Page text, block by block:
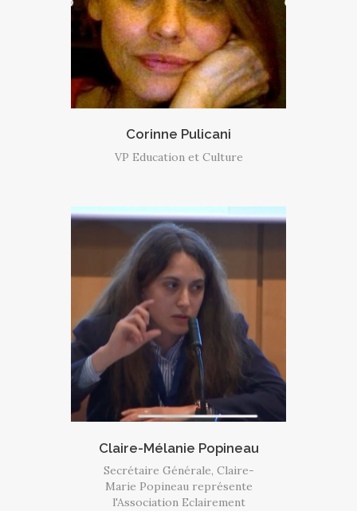
Corinne Pulicani
VP Education et Culture
Claire-Mélanie Popineau
Secrétaire Générale, Claire-
Marie Popineau représente
l'Association Eclairement